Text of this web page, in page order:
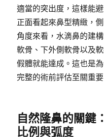
適當的突出度，這樣能
正面看起來鼻型精緻，
角度來看，水滴鼻的建
軟骨、下外側軟骨以及
假體就能達成。這也是
完整的術前評估至關重要
自然隆鼻的關鍵
比例與弧度